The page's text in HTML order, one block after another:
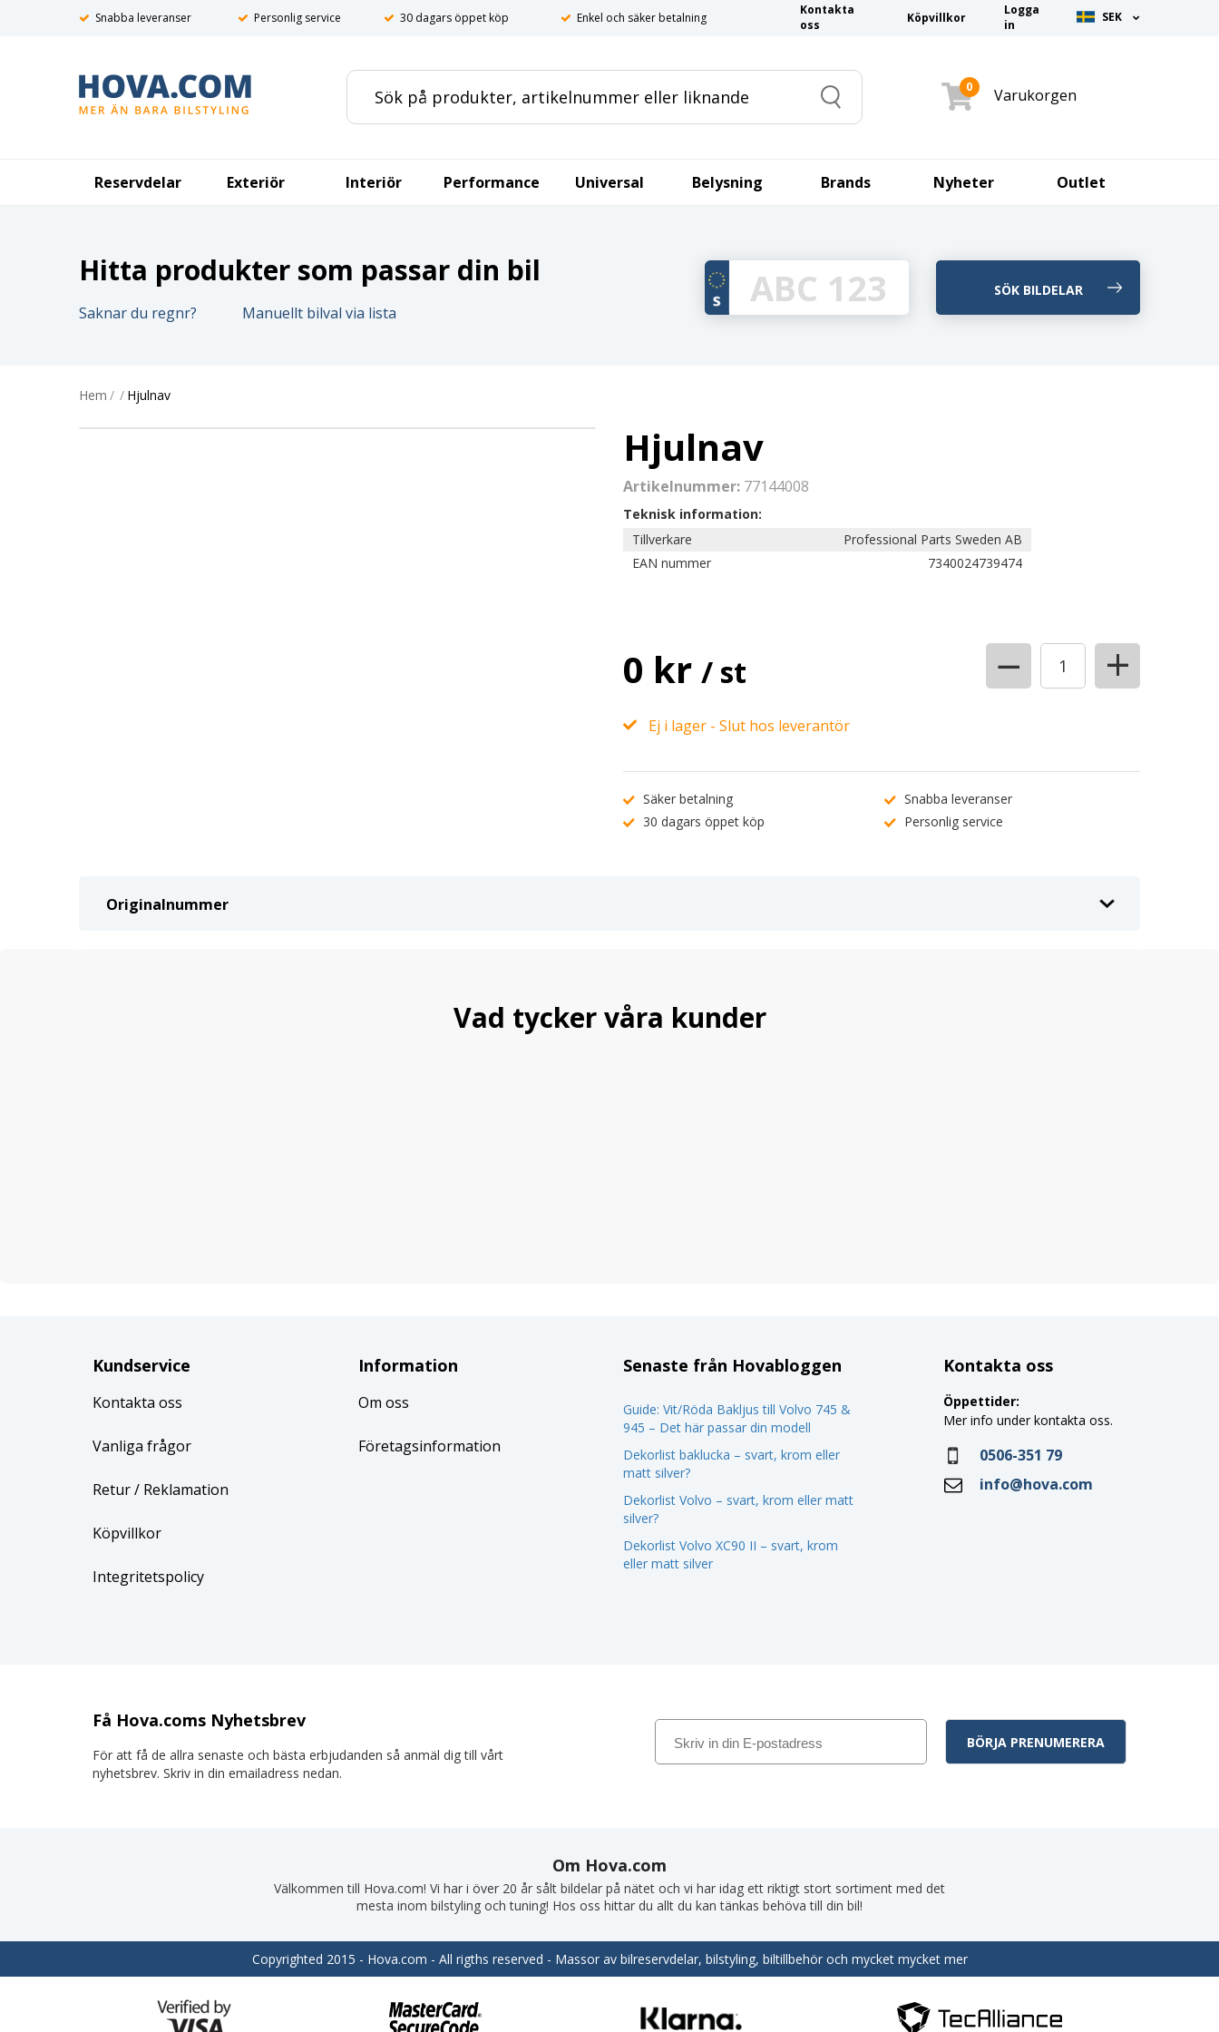
Snabba leveranser Personlig service 30 dagars öppet köp Enkel och säker betalning
Kontakta
oss
Köpvillkor
Logga
in
SEK
Search
0 Varukorgen
Reservdelar Exteriör Interiör Performance Universal Belysning Brands Nyheter Outlet
Hitta produkter som passar din bil
Saknar du regnr? Manuellt bilval via lista
Hem / / Hjulnav
Hjulnav
Artikelnummer: 77144008
Teknisk information:
Tillverkare
Professional Parts Sweden AB
EAN nummer
7340024739474
0 kr / st − +
Ej i lager - Slut hos leverantör
Säker betalning
Snabba leveranser
30 dagars öppet köp
Personlig service
Originalnummer
Vad tycker våra kunder
Kundservice
Kontakta oss
Vanliga frågor
Retur/ Reklamation
Köpvillkor
Integritetspolicy
Information
Om oss
Företagsinformation
Senaste från Hovabloggen
Guide: Vit/Röda Bakljus till Volvo 745 &
945 – Det här passar din modell
Dekorlist baklucka – svart, krom eller
matt silver?
Dekorlist Volvo – svart, krom eller matt
silver?
Dekorlist Volvo XC90 II – svart, krom
eller matt silver
Kontakta oss
Öppettider:
Mer info under kontakta oss.
0506-351 79
info@hova.com
Få Hova.coms Nyhetsbrev
För att få de allra senaste och bästa erbjudanden så anmäl dig till vårt
nyhetsbrev. Skriv in din emailadress nedan.
Om Hova.com
Välkommen till Hova.com! Vi har i över 20 år sålt bildelar på nätet och vi har idag ett riktigt stort sortiment med det
mesta inom bilstyling och tuning! Hos oss hittar du allt du kan tänkas behöva till din bil!
Copyrighted 2015 - Hova.com - All rigths reserved - Massor av bilreservdelar, bilstyling, biltillbehör och mycket mycket mer